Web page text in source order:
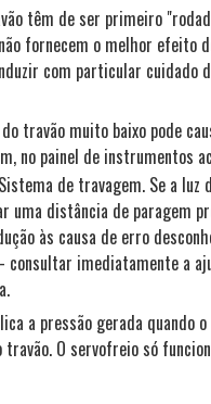
têm de ser primeiro
fornecem o melhor efeito
com particular cuidado
travão muito baixo pode
no painel de instrumentos
de travagem. Se a luz
uma distância de paragem
às causa de erro
imediatamente a
a pressão gerada quando
travão. O servofreio só